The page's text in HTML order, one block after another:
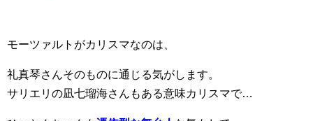
モーツァルトがカリスマなのは、
礼真琴さんそのものに通じる気がします。
サリエリの凪七瑠海さんもある意味カリスマで…